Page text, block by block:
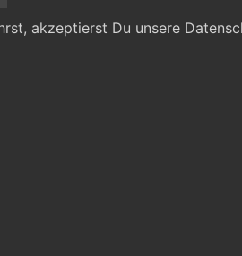
akzeptierst Du unsere